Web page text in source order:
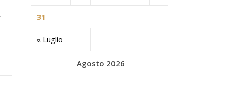
Agosto 2026
« Luglio
31